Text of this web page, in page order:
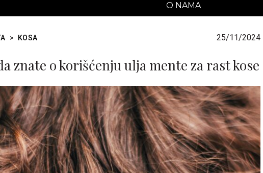
O NAMA
> KOSA 25/11/2024
znate o korišćenju ulja mente za rast kose